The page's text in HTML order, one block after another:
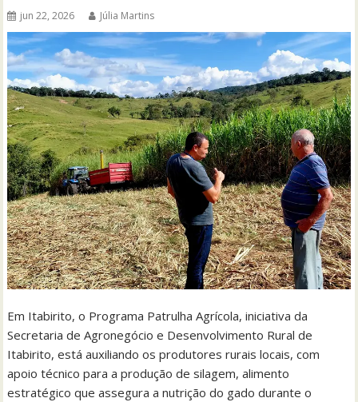
jun 22, 2026 Júlia Martins
Em Itabirito, o Programa Patrulha Agrícola, iniciativa da
Secretaria de Agronegócio e Desenvolvimento Rural de
Itabirito, está auxiliando os produtores rurais locais, com
apoio técnico para a produção de silagem, alimento
estratégico que assegura a nutrição do gado durante o